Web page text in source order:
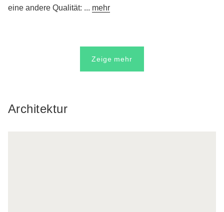
eine andere Qualität: ... mehr
Zeige mehr
Architektur